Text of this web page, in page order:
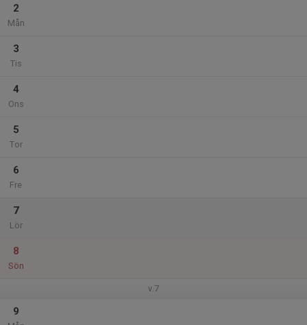
2
Mån
3
Tis
4
Ons
5
Tor
6
Fre
7
Lör
8
Sön
v.7
9